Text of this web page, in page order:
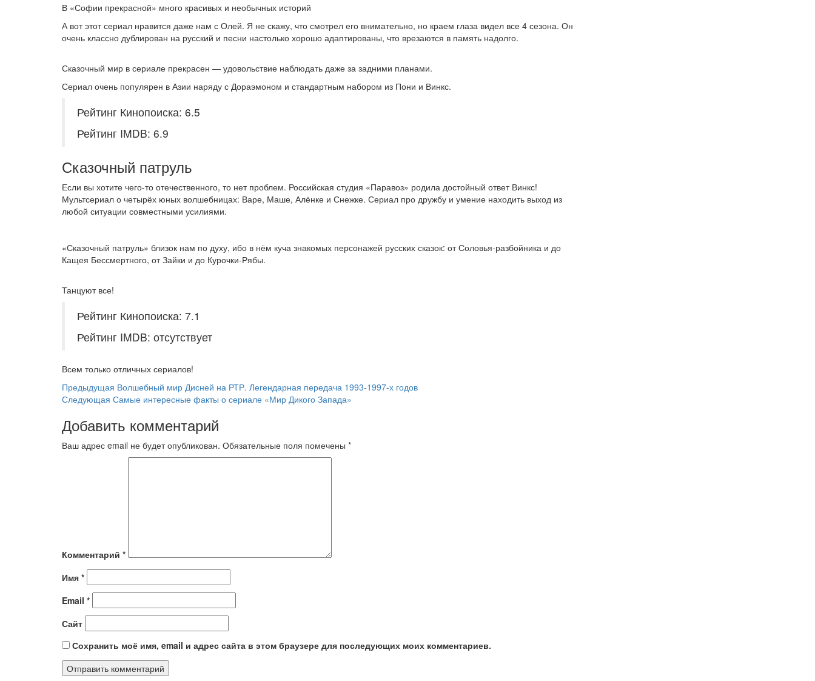
В «Софии прекрасной» много красивых и необычных историй
А вот этот сериал нравится даже нам с Олей. Я не скажу, что смотрел его внимательно, но краем глаза видел все 4 сезона. Он
очень классно дублирован на русский и песни настолько хорошо адаптированы, что врезаются в память надолго.
Сказочный мир в сериале прекрасен — удовольствие наблюдать даже за задними планами.
Сериал очень популярен в Азии наряду с Дораэмоном и стандартным набором из Пони и Винкс.
Рейтинг Кинопоиска: 6.5
Рейтинг IMDB: 6.9
Сказочный патруль
Если вы хотите чего-то отечественного, то нет проблем. Российская студия «Паравоз» родила достойный ответ Винкс!
Мультсериал о четырёх юных волшебницах: Варе, Маше, Алёнке и Снежке. Сериал про дружбу и умение находить выход из
любой ситуации совместными усилиями.
«Сказочный патруль» близок нам по духу, ибо в нём куча знакомых персонажей русских сказок: от Соловья-разбойника и до
Кащея Бессмертного, от Зайки и до Курочки-Рябы.
Танцуют все!
Рейтинг Кинопоиска: 7.1
Рейтинг IMDB: отсутствует
Всем только отличных сериалов!
Навигация
по
записям
Предыдущая
запись
Предыдущая Волшебный мир Дисней на РТР. Легендарная передача 1993-1997-х годов
Следующая
Следующая Самые интересные факты о сериале «Мир Дикого Запада»
Добавить комментарий
Ваш адрес email не будет опубликован. Обязательные поля помечены *
Комментарий *
Имя *
Email *
Сайт
Сохранить моё имя, email и адрес сайта в этом браузере для последующих моих комментариев.